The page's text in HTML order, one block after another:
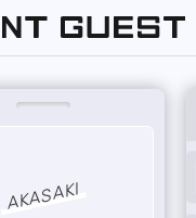
AKASAKI